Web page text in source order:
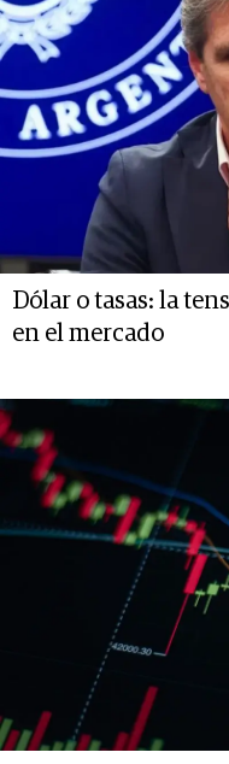
Dólar o tasas: la
en el mercado